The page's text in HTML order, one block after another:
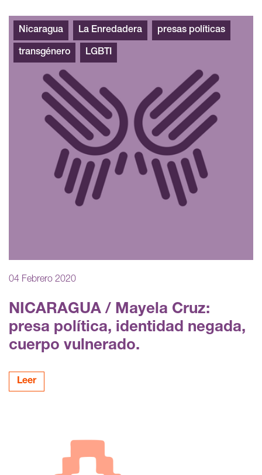
04 Febrero 2020
NICARAGUA / Mayela Cruz:
presa política, identidad negada,
cuerpo vulnerado.
Leer
Nicaragua La Enredadera presas políticas
transgénero LGBTI